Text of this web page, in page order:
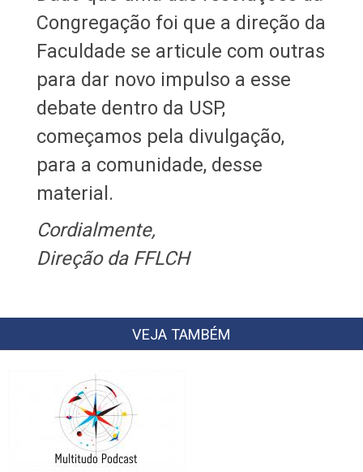
Congregação foi que a direção da
Faculdade se articule com outras
para dar novo impulso a esse
debate dentro da USP,
começamos pela divulgação,
para a comunidade, desse
material.
Cordialmente,
Direção da FFLCH
VEJA TAMBÉM